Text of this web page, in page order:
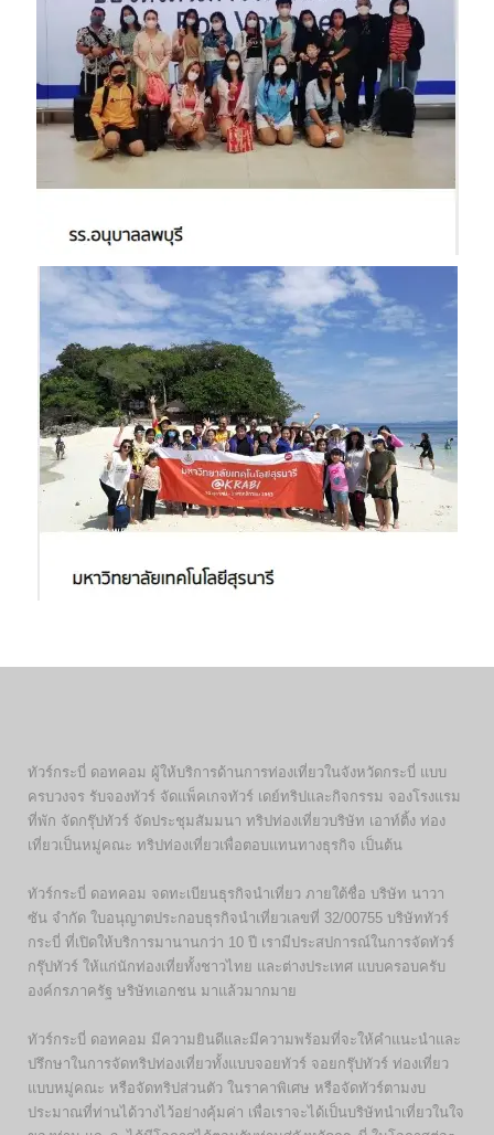
ทัวร์กระบี่ ดอทคอม ผู้ให้บริการด้านการท่องเที่ยวในจังหวัดกระบี่ แบบ
ครบวงจร รับจองทัวร์ จัดแพ็คเกจทัวร์ เดย์ทริปและกิจกรรม จองโรงแรม
ที่พัก จัดกรุ๊ปทัวร์ จัดประชุมสัมมนา ทริปท่องเที่ยวบริษัท เอาท์ติ้ง ท่อง
เที่ยวเป็นหมู่คณะ ทริปท่องเที่ยวเพื่อตอบแทนทางธุรกิจ เป็นต้น
ทัวร์กระบี่ ดอทคอม จดทะเบียนธุรกิจนำเที่ยว ภายใต้ชื่อ บริษัท นาวา
ซัน จำกัด ใบอนุญาตประกอบธุรกิจนำเที่ยวเลขที่ 32/00755 บริษัททัวร์
กระบี่ ที่เปิดให้บริการมานานกว่า 10 ปี เรามีประสปการณ์ในการจัดทัวร์
กรุ๊ปทัวร์ ให้แก่นักท่องเที่ยทั้งชาวไทย และต่างประเทศ แบบครอบครับ
องค์กรภาครัฐ ษริษัทเอกชน มาแล้วมากมาย
ทัวร์กระบี่ ดอทคอม มีความยินดีและมีความพร้อมที่จะให้คำแนะนำและ
ปรึกษาในการจัดทริปท่องเที่ยวทั้งแบบจอยทัวร์ จอยกรุ๊ปทัวร์ ท่องเที่ยว
แบบหมู่คณะ หรือจัดทริปส่วนตัว ในราคาพิเศษ หรือจัดทัวร์ตามงบ
ประมาณที่ท่านได้วางไว้อย่างคุ้มค่า เพื่อเราจะได้เป็นบริษัทนำเที่ยวในใจ